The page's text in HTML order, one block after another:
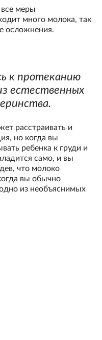
меры
много молока, так
осложнения.
к протеканию
естественных
расстраивать и
но когда вы
ребенка к груди и
само, и вы
что молоко
вы обычно
из необъяснимых